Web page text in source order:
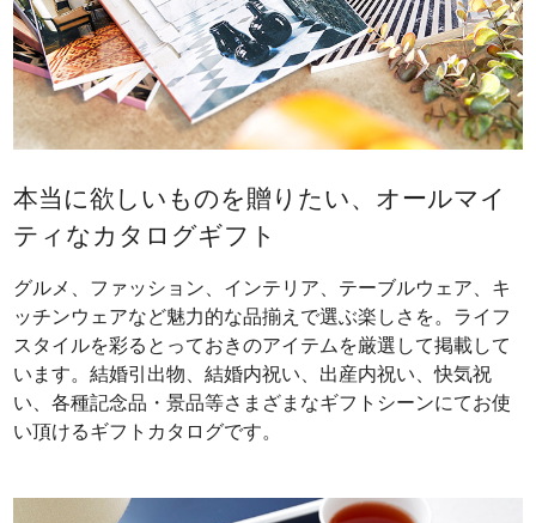
本当に欲しいものを贈りたい、オールマイ
ティなカタログギフト
グルメ、ファッション、インテリア、テーブルウェア、キ
ッチンウェアなど魅力的な品揃えで選ぶ楽しさを。ライフ
スタイルを彩るとっておきのアイテムを厳選して掲載して
います。結婚引出物、結婚内祝い、出産内祝い、快気祝
い、各種記念品・景品等さまざまなギフトシーンにてお使
い頂けるギフトカタログです。